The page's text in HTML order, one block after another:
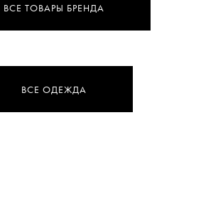
ВСЕ ТОВАРЫ БРЕНДА
ВСЕ ОДЕЖДА